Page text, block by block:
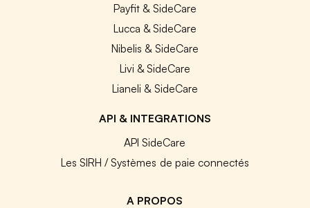
Payfit & SideCare
Lucca & SideCare
Nibelis & SideCare
Livi & SideCare
Lianeli & SideCare
API & INTEGRATIONS
API SideCare
Les SIRH / Systèmes de paie connectés
A PROPOS